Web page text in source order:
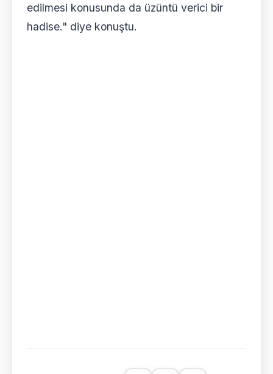
edilmesi konusunda da üzüntü verici bir
hadise." diye konuştu.